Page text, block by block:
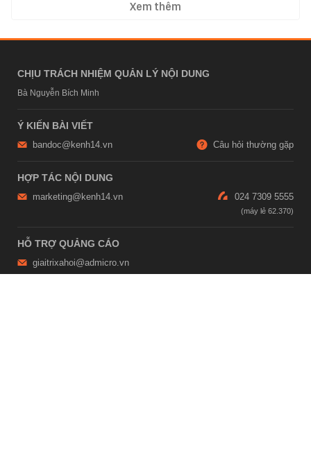
Xem thêm
CHỊU TRÁCH NHIỆM QUẢN LÝ NỘI DUNG
Bà Nguyễn Bích Minh
Ý KIẾN BÀI VIẾT
bandoc@kenh14.vn Câu hỏi thường gặp
HỢP TÁC NỘI DUNG
marketing@kenh14.vn 024 7309 5555
HỖ TRỢ QUẢNG CÁO
giaitrixahoi@admicro.vn